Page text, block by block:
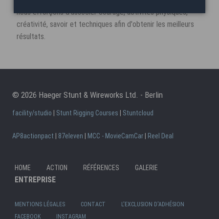
nous efforçons d'associer courage, activités physiques,
créativité, savoir et techniques afin d'obtenir les meilleurs
résultats.
© 2026 Haeger Stunt & Wireworks Ltd. - Berlin
facility/studio Stunt Rigging Courses Stuntcloud
AP8actionpact 87eleven MCC - MovieCamCar| Reel Deal
HOME ACTION RÉFÉRENCES GALERIE
ENTREPRISE
au
MENTIONS LÉGALES CONTACT
L'EXCLUSION D'ADHÉSION
FACEBOOK
INSTAGRAM